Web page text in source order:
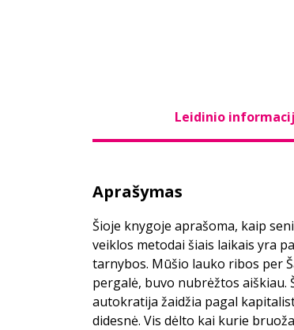
Leidinio
Aprašymas
Šioje knygoje aprašoma, kaip
veiklos metodai šiais laikais yra
tarnybos. Mūšio lauko ribos per
pergalė, buvo nubrėžtos aiškiau.
autokratija žaidžia pagal
didesnė. Vis dėlto kai kurie